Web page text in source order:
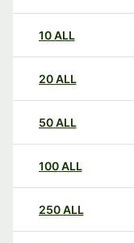
10ALL
20ALL
50ALL
100ALL
250ALL